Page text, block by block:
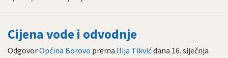
Cijena vode i odvodnje
OdgovorOpćina Borovo prema Ilija Tikvićdana 16. siječnja